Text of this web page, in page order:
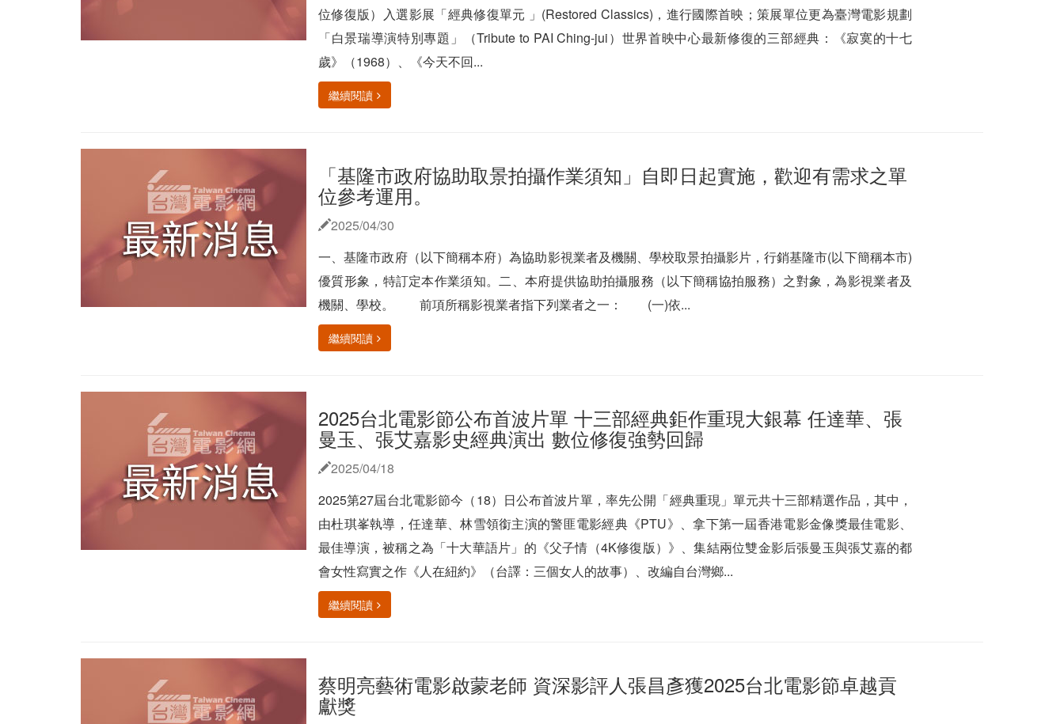
位修復版）入選影展「經典修復單元 」(Restored Classics)，進行國際首映；策展單位更為臺灣電影規劃
「白景瑞導演特別專題」（Tribute to PAI Ching-jui）世界首映中心最新修復的三部經典：《寂寞的十七
歲》（1968）、《今天不回...
繼續閱讀
「基隆市政府協助取景拍攝作業須知」自即日起實施，歡迎有需求之單
位參考運用。
2025/04/30
一、基隆市政府（以下簡稱本府）為協助影視業者及機關、學校取景拍攝影片，行銷基隆市(以下簡稱本市)
優質形象，特訂定本作業須知。二、本府提供協助拍攝服務（以下簡稱協拍服務）之對象，為影視業者及
機關、學校。 前項所稱影視業者指下列業者之一： (一)依...
繼續閱讀
2025台北電影節公布首波片單 十三部經典鉅作重現大銀幕 任達華、張
曼玉、張艾嘉影史經典演出 數位修復強勢回歸
2025/04/18
2025第27屆台北電影節今（18）日公布首波片單，率先公開「經典重現」單元共十三部精選作品，其中，
由杜琪峯執導，任達華、林雪領銜主演的警匪電影經典《PTU》、拿下第一屆香港電影金像獎最佳電影、
最佳導演，被稱之為「十大華語片」的《父子情（4K修復版）》、集結兩位雙金影后張曼玉與張艾嘉的都
會女性寫實之作《人在紐約》（台譯：三個女人的故事）、改編自台灣鄉...
繼續閱讀
蔡明亮藝術電影啟蒙老師 資深影評人張昌彥獲2025台北電影節卓越貢
獻獎